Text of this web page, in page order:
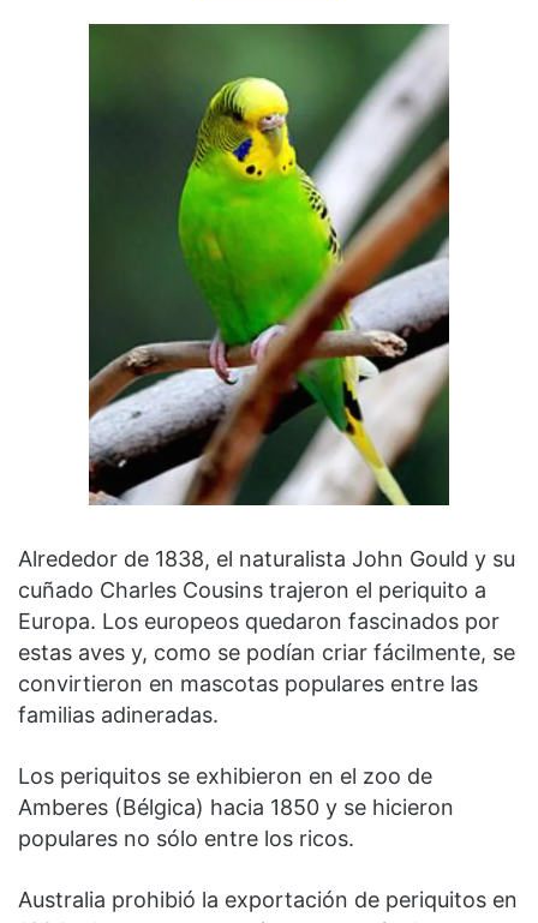
Alrededor de 1838, el naturalista John Gould y su
cuñado Charles Cousins trajeron el periquito a
Europa. Los europeos quedaron fascinados por
estas aves y, como se podían criar fácilmente, se
convirtieron en mascotas populares entre las
familias adineradas.
Los periquitos se exhibieron en el zoo de
Amberes (Bélgica) hacia 1850 y se hicieron
populares no sólo entre los ricos.
Australia prohibió la exportación de periquitos en